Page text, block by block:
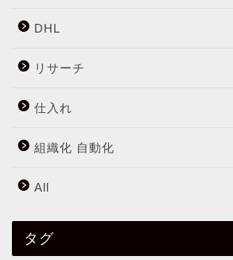
DHL
リサーチ
仕入れ
組織化 自動化
All
タグ